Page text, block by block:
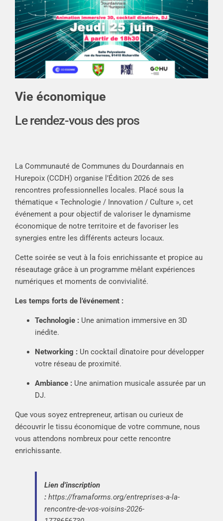
Vie économique
Le rendez-vous des pros
La Communauté de Communes du Dourdannais en
Hurepoix (CCDH) organise l’Édition 2026 de ses
rencontres professionnelles locales. Placé sous la
thématique « Technologie / Innovation / Culture », cet
événement a pour objectif de valoriser le dynamisme
économique de notre territoire et de favoriser les
synergies entre les différents acteurs locaux.
Cette soirée se veut à la fois enrichissante et propice au
réseautage grâce à un programme mêlant expériences
numériques et moments de convivialité.
Les temps forts de l’événement :
Technologie :Une animation immersive en 3D
inédite.
Networking :Un cocktail dînatoire pour développer
votre réseau de proximité.
Ambiance :Une animation musicale assurée par un
DJ.
Que vous soyez entrepreneur, artisan ou curieux de
découvrir le tissu économique de votre commune, nous
vous attendons nombreux pour cette rencontre
enrichissante.
Lien d’inscription
: https://framaforms.org/entreprises-a-la-
rencontre-de-vos-voisins-2026-